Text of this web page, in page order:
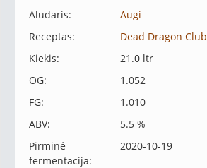
Aludaris:
Augi
Receptas:
Dead Dragon Club
Kiekis:
21.0 ltr
OG:
1.052
FG:
1.010
ABV:
5.5 %
Pirminė
fermentacija:
2020-10-19